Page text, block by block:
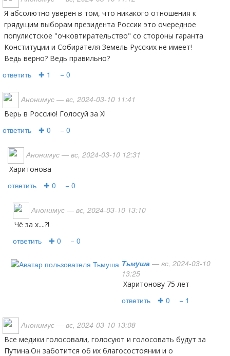
Я абсолютно уверен в том, что никакого отношения к
грядущим выборам президента России это очередное
популистское ''очковтирательство" со стороны гаранта
Конституции и Собирателя Земель Русских не имеет!
Ведь верно? Ведь правильно?
ответить ✚ 1 − 0
Анонимус — вс, 2024-03-10 11:41
Верь в Россию! Голосуй за Х!
ответить ✚ 0 − 0
Анонимус — вс, 2024-03-10 12:31
харитонова
ответить ✚ 0 − 0
Анонимус — вс, 2024-03-10 13:10
Чё за х....?!
ответить ✚ 0 − 0
Тьмуша — вс, 2024-03-10
13:25
Харитонову 75 лет
ответить ✚ 0 − 1
Анонимус — вс, 2024-03-10 13:08
Все медики голосовали, голосуют и голосовать будут за
Путина.Он заботится об их благосостоянии и о